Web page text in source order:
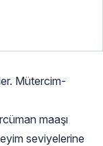
Mütercim-
maaşı
seviyelerine